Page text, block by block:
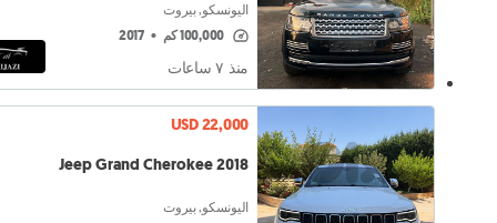
اليونسكو, بيروت
100,000 كم •
2017
منذ ٧ ساعات
USD 22,000
Jeep Grand Cherokee 2018
اليونسكو, بيروت